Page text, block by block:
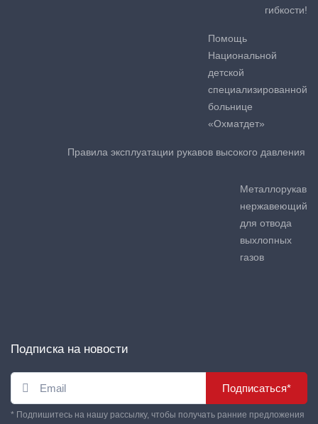
гибкости!
Помощь
Национальной
детской
специализированной
больнице
«Охматдет»
Правила эксплуатации рукавов высокого давления
Металлорукав
нержавеющий
для отвода
выхлопных
газов
Подписка на новости
Подписаться*
* Подпишитесь на нашу рассылку, чтобы получать ранние предложения